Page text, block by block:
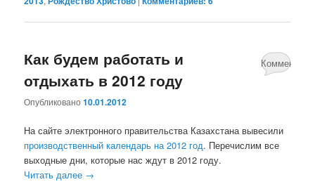
Как будем работать и
отдыхать в 2012 году
Опубликовано10.01.2012
На сайте электронного правительства Казахстана вывесили
производственный календарь на 2012 год. Перечислим все
выходные дни, которые нас ждут в 2012 году.
Читать далее →